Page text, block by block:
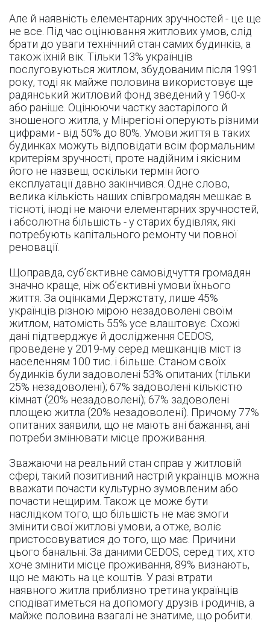
Але й наявність елементарних зручностей - це ще
не все. Під час оцінювання житлових умов, слід
брати до уваги технічний стан самих будинків, а
також їхній вік. Тільки 13% українців
послуговуються житлом, збудованим після 1991
року, тоді як майже половина використовує ще
радянський житловий фонд зведений у 1960-х
або раніше. Оцінюючи частку застарілого й
зношеного житла, у Мінрегіоні оперують різними
цифрами - від 50% до 80%. Умови життя в таких
будинках можуть відповідати всім формальним
критеріям зручності, проте надійним і якісним
його не назвеш, оскільки термін його
експлуатації давно закінчився. Одне слово,
велика кількість наших співгромадян мешкає в
тісноті, іноді не маючи елементарних зручностей,
і абсолютна більшість - у старих будівлях, які
потребують капітального ремонту чи повної
реновації.
Щоправда, суб’єктивне самовідчуття громадян
значно краще, ніж об’єктивні умови їхнього
життя. За оцінками Держстату, лише 45%
українців різною мірою незадоволені своїм
житлом, натомість 55% усе влаштовує. Схожі
дані підтверджує й дослідження CEDOS,
проведене у 2019-му серед мешканців міст із
населенням 100 тис. і більше. Станом своїх
будинків були задоволені 53% опитаних (тільки
25% незадоволені); 67% задоволені кількістю
кімнат (20% незадоволені); 67% задоволені
площею житла (20% незадоволені). Причому 77%
опитаних заявили, що не мають ані бажання, ані
потреби змінювати місце проживання.
Зважаючи на реальний стан справ у житловій
сфері, такий позитивний настрій українців можна
вважати почасти культурно зумовленим або
почасти нещирим. Також це може бути
наслідком того, що більшість не має змоги
змінити свої житлові умови, а отже, воліє
пристосовуватися до того, що має. Причини
цього банальні. За даними CEDOS, серед тих, хто
хоче змінити місце проживання, 89% визнають,
що не мають на це коштів. У разі втрати
наявного житла приблизно третина українців
сподіватиметься на допомогу друзів і родичів, а
майже половина взагалі не знатиме, що робити.